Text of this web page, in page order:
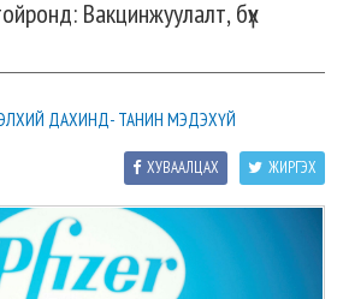
Вакцинжуулалт, бүх
ДАХИНД- ТАНИН МЭДЭХҮЙ
ЖИРГЭХ
ХУВААЛЦАХ